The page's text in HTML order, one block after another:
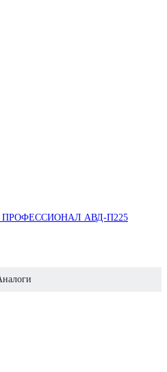
ПРОФЕССИОНАЛ АВД-П225